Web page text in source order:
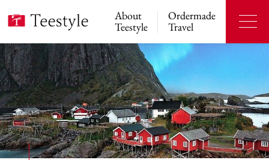
About
Teestyle
Ordermade
Travel